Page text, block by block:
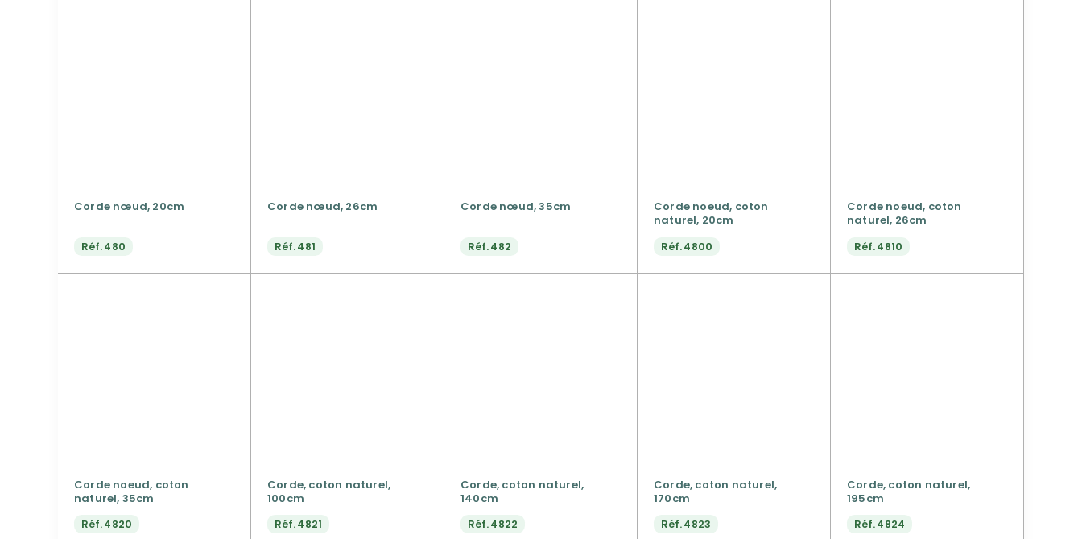
Corde nœud, 20cm
Réf.480
Corde nœud, 26cm
Réf.481
Corde nœud, 35cm
Réf.482
Corde noeud, coton
naturel, 20cm
Réf.4800
Corde noeud, coton
naturel, 26cm
Réf.4810
Corde noeud, coton
naturel, 35cm
Réf.4820
Corde, coton naturel,
100cm
Réf.4821
Corde, coton naturel,
140cm
Réf.4822
Corde, coton naturel,
170cm
Réf.4823
Corde, coton naturel,
195cm
Réf.4824